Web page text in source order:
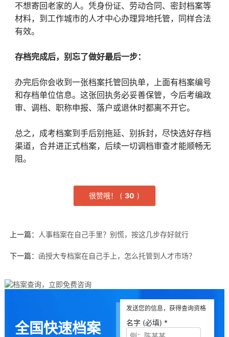
不想寄回老家的人。凭身份证、劳动合同、密封档案等
材料，到工作城市的人才中心办理异地托管，同样合法
有效。
存档完成后，别忘了做好最后一步：
办完后你会收到一张档案托管回执单，上面有档案编号
和存档单位信息。这张回执务必妥善保管，今后考编政
审、调档、职称申报、落户或退休时都离不开它。
总之，成考档案到手后别拖延、别拆封，尽快选好存档
渠道，合并进正式档案，后续一切调档审查才能顺畅无
阻。
很赞哦！ ( 30 )
上一篇： 人事档案在自己手里？别慌，按这几步存好就行
下一篇： 函授大专档案在自己手上，怎么托管到人才市场？
全国快速档案
发送您的信息，获得查询资格
名字 (必填) *